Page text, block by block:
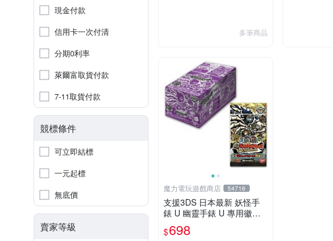
現金付款
信用卡一次付清
分期0利率
萊爾富取貨付款
7-11取貨付款
競標條件
可立即結標
一元起標
無底價
賣家等級
多筆商品
魔力電玩遊戲商店 54716
支援3DS 日本最新 妖怪手
錶 U 幽靈手錶 U 專用徽章
第三幕 鬼島篇 整盒12包
【板橋魔力】
$698